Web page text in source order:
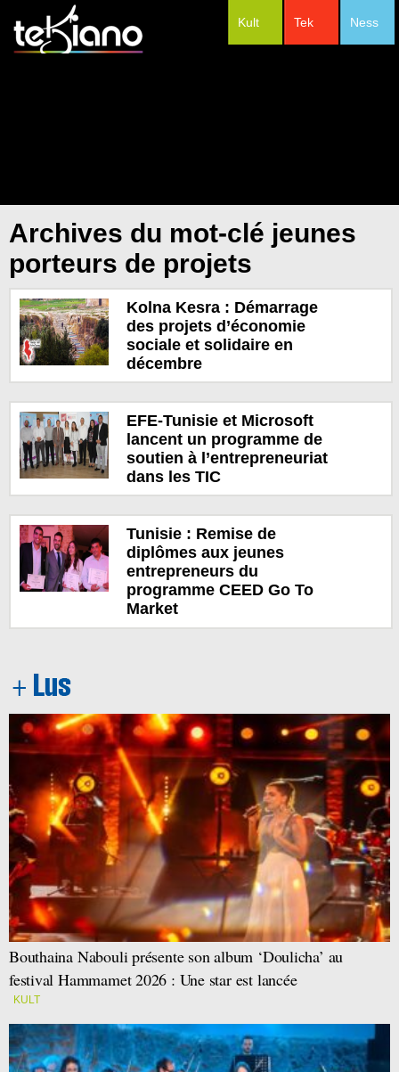
Ness
Tek
Kult
Archives du mot-clé jeunes
porteurs de projets
Kolna Kesra : Démarrage
des projets d’économie
sociale et solidaire en
décembre
EFE-Tunisie et Microsoft
lancent un programme de
soutien à l’entrepreneuriat
dans les TIC
Tunisie : Remise de
diplômes aux jeunes
entrepreneurs du
programme CEED Go To
Market
Bouthaina Nabouli présente son album ‘Doulicha’ au
festival Hammamet 2026 : Une star est lancée
KULT